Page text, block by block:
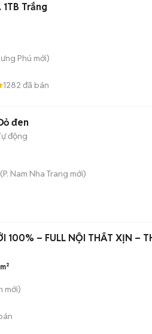
1TB Trắng
Phú mới)
1282 đã bán
đen
động
(P. Nam Nha Trang mới)
100% – FULL NỘI THẤT XỊN –
mới)